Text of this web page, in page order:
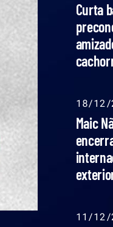
Curta
18/12/
Maic
11/12/